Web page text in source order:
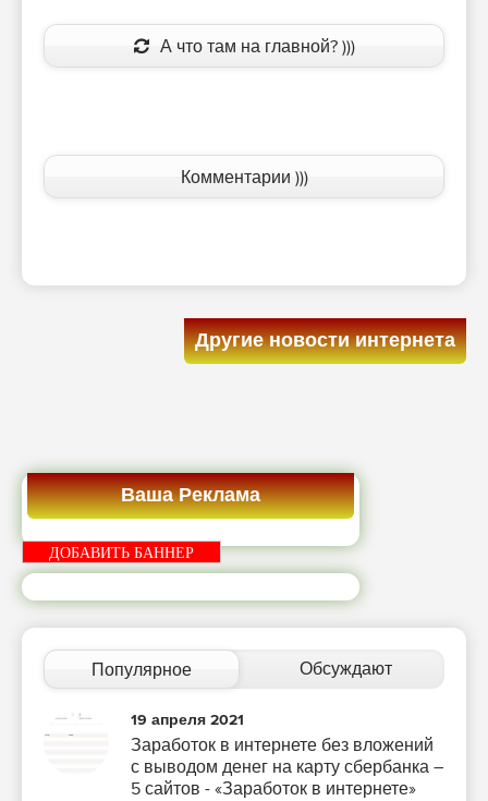
А что там на главной? )))
Комментарии )))
Другие новости интернета
Ваша Реклама
ДОБАВИТЬ БАННЕР
Популярное Обсуждают
19 апреля 2021
Заработок в интернете без вложений
с выводом денег на карту сбербанка –
5 сайтов - «Заработок в интернете»